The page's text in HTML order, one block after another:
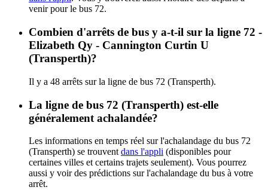
venir pour le bus 72.
Combien d'arrêts de bus y a-t-il sur la ligne 72 -
Elizabeth Qy - Cannington Curtin U
(Transperth)?
Il y a 48 arrêts sur la ligne de bus 72 (Transperth).
La ligne de bus 72 (Transperth) est-elle
généralement achalandée?
Les informations en temps réel sur l'achalandage du bus 72
(Transperth) se trouvent dans l'appli (disponibles pour
certaines villes et certains trajets seulement). Vous pourrez
aussi y voir des prédictions sur l'achalandage du bus à votre
arrêt.